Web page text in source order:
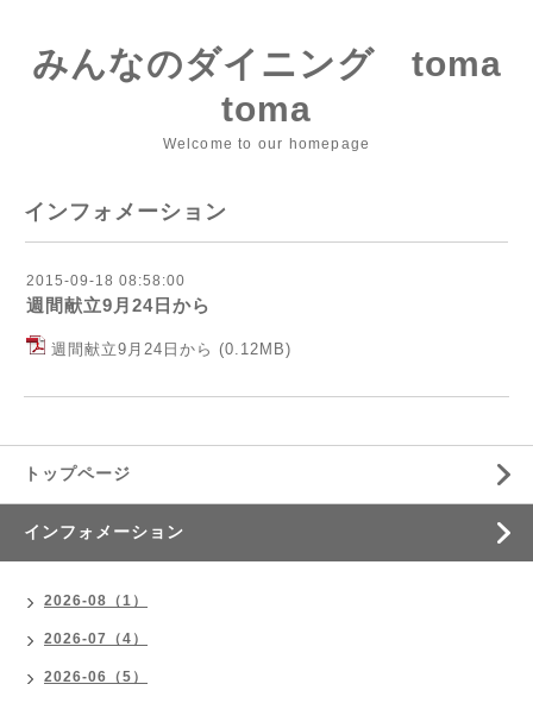
みんなのダイニング toma
toma
Welcome to our homepage
インフォメーション
2015-09-18 08:58:00
週間献立9月24日から
週間献立9月24日から (0.12MB)
トップページ
インフォメーション
2026-08（1）
2026-07（4）
2026-06（5）